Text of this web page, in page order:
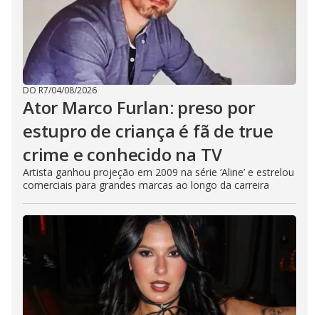
DO R7/04/08/2026
Ator Marco Furlan: preso por
estupro de criança é fã de true
crime e conhecido na TV
Artista ganhou projeção em 2009 na série ‘Aline’ e estrelou
comerciais para grandes marcas ao longo da carreira